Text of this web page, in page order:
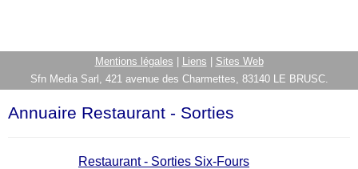
Mentions légales Liens
Sites Web
Sfn Media Sarl, 421 avenue des Charmettes, 83140 LE BRUSC.
Annuaire Restaurant - Sorties
Restaurant - Sorties Six-Fours